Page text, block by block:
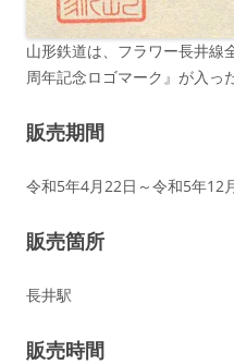
山形鉄道は、フラワー長井線
周年記念ロゴマーク』が入っ
販売期間
令和5年4月22日～令和5年12
販売箇所
長井駅
販売時間